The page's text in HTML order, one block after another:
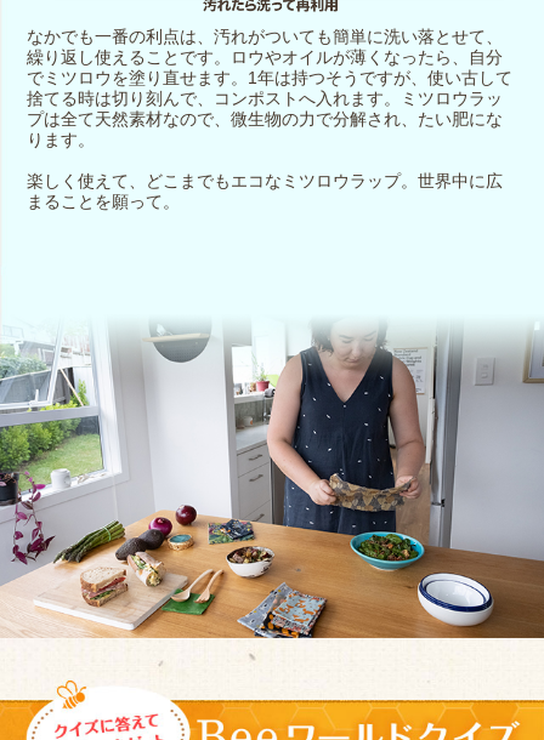
なかでも一番の利点は、汚れがついても簡単に洗い落とせて、
繰り返し使えることです。ロウやオイルが薄くなったら、自分
でミツロウを塗り直せます。1年は持つそうですが、使い古して
捨てる時は切り刻んで、コンポストへ入れます。ミツロウラッ
プは全て天然素材なので、微生物の力で分解され、たい肥にな
ります。
楽しく使えて、どこまでもエコなミツロウラップ。世界中に広
まることを願って。